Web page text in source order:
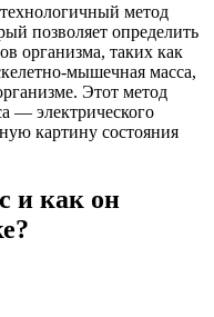
метод
позволяет определить
организма, таких как
мышечная масса,
Этот метод
— электрического
картину состояния
и как он